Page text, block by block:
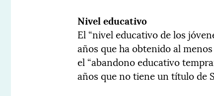
Nivel educativo
El “nivel educativo de los
años que ha obtenido al
el “abandono educativo
años que no tiene un título de